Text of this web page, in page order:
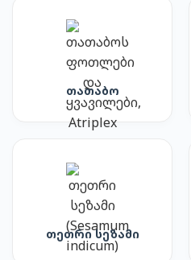
თათაბო
თეთრი სეზამი